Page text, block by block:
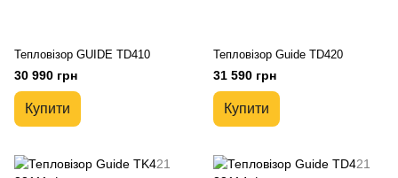
Тепловізор GUIDE TD410
30 990 грн
Купити
Тепловізор Guide TD420
31 590 грн
Купити